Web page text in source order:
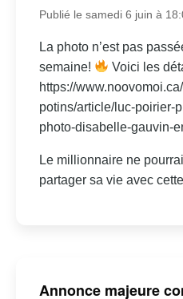
Publié le samedi 6 juin à
La photo n’est pas
semaine!
Voici les
https://
potins/article/luc-poirier-
photo-disabelle-gauvin-
Le millionnaire ne
partager sa vie avec
Annonce majeure